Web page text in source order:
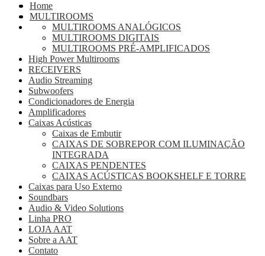
Home
MULTIROOMS
MULTIROOMS ANALÓGICOS
MULTIROOMS DIGITAIS
MULTIROOMS PRÉ-AMPLIFICADOS
High Power Multirooms
RECEIVERS
Audio Streaming
Subwoofers
Condicionadores de Energia
Amplificadores
Caixas Acústicas
Caixas de Embutir
CAIXAS DE SOBREPOR COM ILUMINAÇÃO
INTEGRADA
CAIXAS PENDENTES
CAIXAS ACÚSTICAS BOOKSHELF E TORRE
Caixas para Uso Externo
Soundbars
Audio & Video Solutions
Linha PRO
LOJA AAT
Sobre a AAT
Contato